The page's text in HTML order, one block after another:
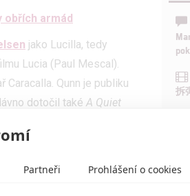
armád
jako Lucilla, tedy
Lucia (Paul Mescal).
Caracalla. Qunn je publiku
dotočil také A Quiet
jeden z císařů
filmu hraje Barry
zvěst, která jako
拆
Partneři Prohlášení o cookies